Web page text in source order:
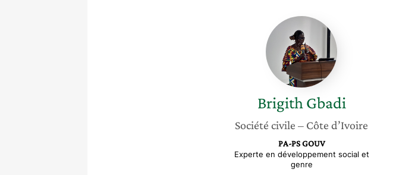
Brigith
Gbadi
Brigith Gbadi
Société civile – Côte d’Ivoire
PA-PS GOUV
Experte en développement social et
genre